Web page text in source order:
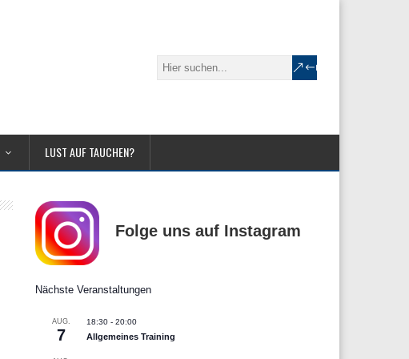
LUST AUF TAUCHEN?
Folge uns auf Instagram
Nächste Veranstaltungen
AUG.
7
18:30 - 20:00
Allgemeines Training